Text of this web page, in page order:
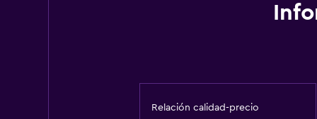
Relación calidad-precio